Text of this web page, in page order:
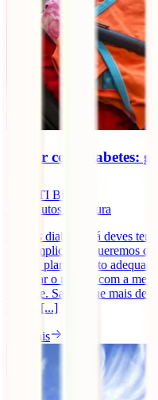
Viajar com diabetes:
IATI Blog
minutos de leitura
Se tens diabetes, já deves
ser complicado. Queremos
Com o planeamento
explorar o mundo com a
viajante. Sabias que mais de
vivem [...]
Ler mais